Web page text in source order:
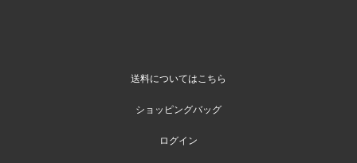
送料についてはこちら
ショッピングバッグ
ログイン